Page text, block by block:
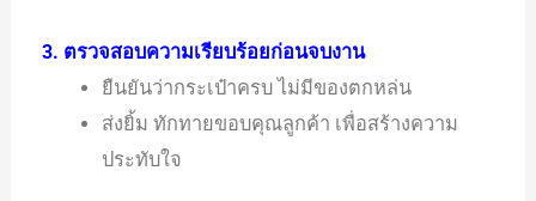
3. ตรวจสอบความเรียบร้อยก่อนจบงาน
ยืนยันว่ากระเป๋าครบ ไม่มีของตกหล่น
ส่งยิ้ม ทักทายขอบคุณลูกค้า เพื่อสร้างความ
ประทับใจ